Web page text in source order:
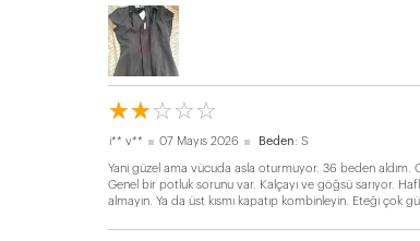
☆☆☆☆☆
★★★★★
i** v** 07 Mayıs 2026 Beden: S
Yani güzel ama vücuda asla oturmuyor. 36 beden aldım.
Genel bir potluk sorunu var. Kalçayı ve göğsü sarıyor.
almayın. Ya da üst kısmı kapatıp kombinleyin. Eteği çok